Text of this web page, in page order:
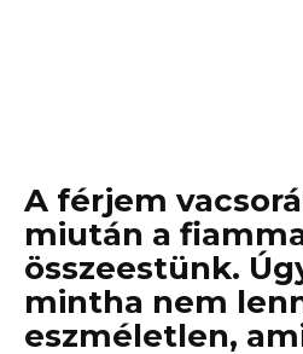
A férjem
miután a
összeestünk.
mintha nem
eszméletlen,